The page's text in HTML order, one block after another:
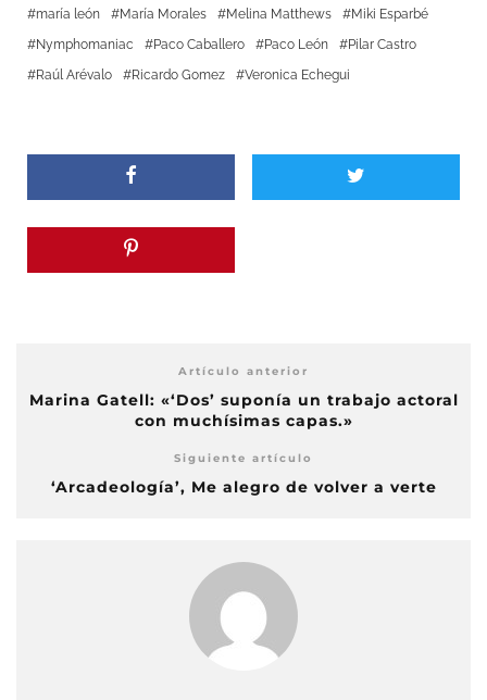
maría león
María Morales Melina Matthews
Miki Esparbé
Nymphomaniac
Paco Caballero Paco León
Pilar Castro
Raúl Arévalo
Ricardo Gomez Veronica Echegui
Artículo anterior
Marina Gatell: «‘Dos’ suponía un trabajo actoral
con muchísimas capas.»
Siguiente artículo
‘Arcadeología’, Me alegro de volver a verte